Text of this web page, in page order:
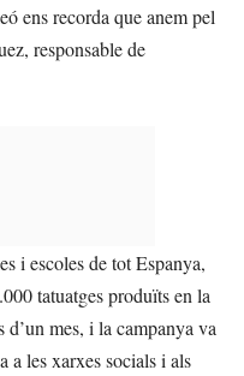
ens recorda que anem pel
responsable de
i escoles de tot Espanya,
tatuatges produïts en la
d’un mes, i la campanya va
a les xarxes socials i als